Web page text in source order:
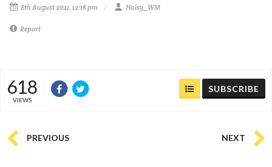
8th August 2021, 12:18 pm Haisy_WM
Report
618
VIEWS
SUBSCRIBE
PREVIOUS NEXT